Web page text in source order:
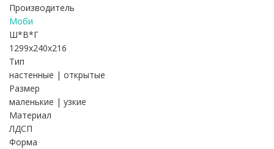
Производитель
Моби
Ш*В*Г
1299x240x216
Тип
настенные | открытые
Размер
маленькие | узкие
Материал
ЛДСП
Форма